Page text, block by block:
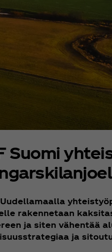
Suomi
Uudellamaalla
rakennetaan
ja siten vähentää
ja